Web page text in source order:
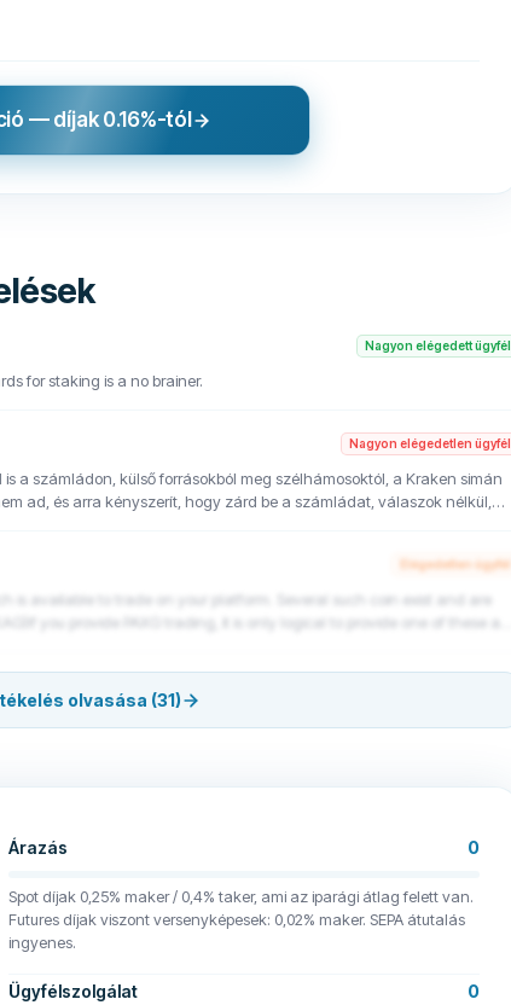
— díjak 0.16%-tól
Nagyon elégedett ügyfél
for staking is a no brainer.
Nagyon elégedetlen ügyfél
a számládon, külső forrásokból meg szélhámosoktól, a Kraken simán
ad, és arra kényszerít, hogy zárd be a számládat, válaszok nélkül,
Elégedetlen ügyfél
on your platform. Several such coin exist and are
you provide PAXG trading, it is only logical to provide one of these as
olvasása (31)
Árazás 0
Spot díjak 0,25% maker / 0,4% taker, ami az iparági átlag felett van.
Futures díjak viszont versenyképesek: 0,02% maker. SEPA átutalás
ingyenes.
Ügyfélszolgálat 0